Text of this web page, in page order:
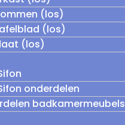
(los)
(los)
(los)
onderdelen
badkamermeubels